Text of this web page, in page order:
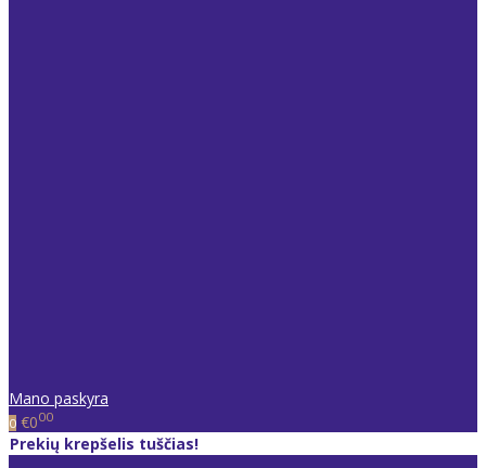
Mano paskyra
0 €000
Prekių krepšelis tuščias!